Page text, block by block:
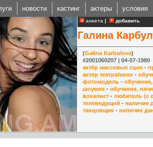
International
анкета | добавить
Галина
(Galina Karbulova)
#2001060207 | 04-07-1980
актёр массовых сцен -
актер театра/кино -
фотомодель -
шоумен - обучение,
вокалист - любитель (с
телеведущий - наличие
танцовщик - наличие
новости кастинг актеры условия